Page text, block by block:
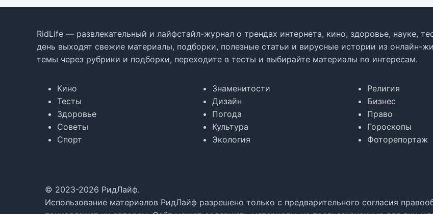
RidLife — развлекательный и лайфстайл-журнал о трендах интернета, кино, здоровье, науке,
день выходят свежие материалы, подборки, полезные статьи и вирусные истории из онлайн-
темы через рубрики и подборки, переходите в тесты и выбирайте материалы по интересам.
Кино
Тесты
Здоровье
Советы
Спорт
Знаменитости
Дизайн
Погода
Культура
Экология
Религия
Бизнес
Право
Гороскопы
Фоторепортаж
© 2023-2026 РидЛайф.
Использование материалов РидЛайф разрешено только с предварительного согласия